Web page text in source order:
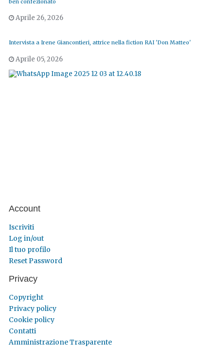
ben confezionato
Aprile 26, 2026
Intervista a Irene Giancontieri, attrice nella fiction RAI 'Don Matteo'
Aprile 05, 2026
Account
Iscriviti
Log in/out
Il tuo profilo
Reset Password
Privacy
Copyright
Privacy policy
Cookie policy
Contatti
Amministrazione Trasparente